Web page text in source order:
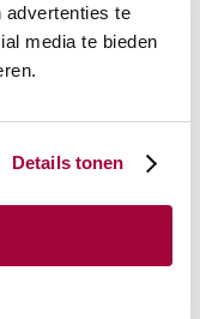
advertenties te
media te bieden
Details tonen